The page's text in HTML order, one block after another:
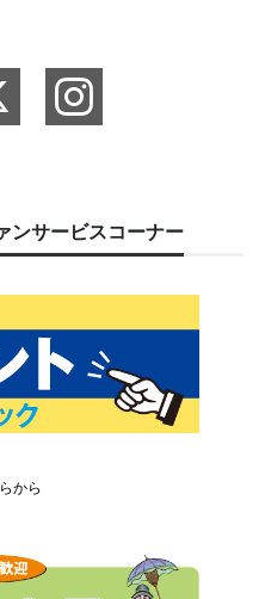
ンサービスコーナー
から